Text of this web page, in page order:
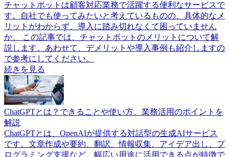
チャットボットは顧客対応業務で活躍する便利なサービスで
す。自社でも使ってみたいと考えているものの、具体的なメ
リットがわからず、導入に踏み切れなくて困っていません
か。 この記事では、チャットボットのメリットについて解
説します。あわせて、デメリットや導入事例も紹介しますの
で参考にしてください。
続きを見る
ChatGPTとは？できることや使い方、業務活用のポイントを
解説
ChatGPTとは、OpenAIが提供する対話型の生成AIサービス
です。文章作成や要約、翻訳、情報収集、アイデア出し、プ
ログラミング支援など、幅広い用途に活用できる点が特徴で